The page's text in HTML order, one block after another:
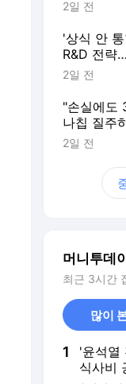
2일 전
'상식 안
R&D 전략
체 축지법
2일 전
"손실에도
나칩 질주
'삼전닉스'
2일 전
머니투데
최근 3시간
많이
1
'윤석열
식사비